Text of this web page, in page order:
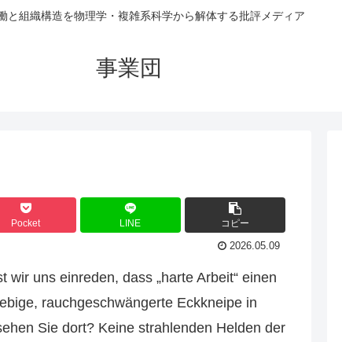
と組織構造を物理学・複雑系科学から解体する批評メディア
事業団
Pocket LINE コピー
2026.05.09
uns einreden, dass „harte Arbeit“ einen
rauchgeschwängerte Eckkneipe in
Sie dort? Keine strahlenden Helden der